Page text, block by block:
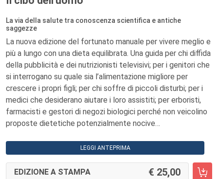
La via della salute tra conoscenza scientifica e antiche
saggezze
La nuova edizione del fortunato manuale per vivere meglio e
più a lungo con una dieta equilibrata. Una guida per chi diffida
della pubblicità e dei nutrizionisti televisivi; per i genitori che
si interrogano su quale sia l’alimentazione migliore per
crescere i propri figli; per chi soffre di piccoli disturbi; per i
medici che desiderano aiutare i loro assistiti; per erboristi,
farmacisti e gestori di negozi biologici perché non veicolino
proposte dietetiche potenzialmente nocive…
LEGGI ANTEPRIMA
EDIZIONE A STAMPA 25,00